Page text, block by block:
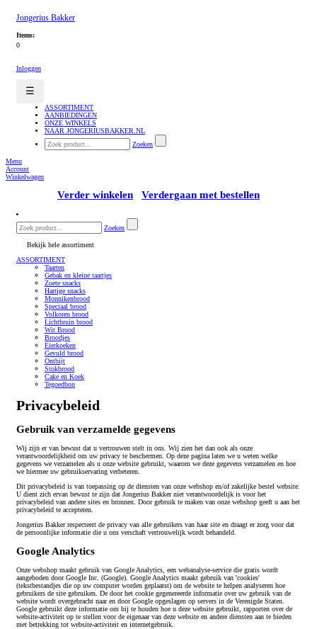
Jongerius Bakker
Items:
0
Inloggen
☰
ASSORTIMENT
AANBIEDINGEN
ONZE WINKELS
NAAR JONGERIUSBAKKER.NL
Zoeken
Menu
Account
Winkelwagen
Verder winkelen Verdergaan met bestellen
Zoeken
Bekijk hele assortiment
ASSORTIMENT
Taarten
Gebak en kleine taartjes
Zoete snacks
Hartige snacks
Monnikenbrood
Speciaal brood
Volkoren brood
Lichtbruin brood
Wit Brood
Broodjes
Eierkoeken
Gevuld brood
Ontbijt
Stokbrood
Cake en Koek
Tegoedbon
Privacybeleid
Gebruik van verzamelde gegevens
Wij zijn er van bewust dat u vertrouwen stelt in ons. Wij zien het dan ook als onze
verantwoordelijkheid om uw privacy te beschermen. Op deze pagina laten we u weten welke
gegevens we verzamelen als u onze website gebruikt, waarom we deze gegevens verzamelen en hoe
we hiermee uw gebruikservaring verbeteren.
Dit privacybeleid is van toepassing op de diensten van onze webshop en/of zakelijke bestel website.
U dient zich ervan bewust te zijn dat Jongerius Bakker niet verantwoordelijk is voor het
privacybeleid van andere sites en bronnen. Door gebruik te maken van onze webshop geeft u aan het
privacybeleid te accepteren.
Jongerius Bakker respecteert de privacy van alle gebruikers van haar site en draagt er zorg voor dat
de persoonlijke informatie die u ons verschaft vertrouwelijk wordt behandeld.
Google Analytics
Onze webshop maakt gebruik van Google Analytics, een webanalyse-service die gratis wordt
aangeboden door Google Inc. (Google). Google Analytics maakt gebruik van 'cookies'
(tekstbestandjes die op uw computer worden geplaatst) om de website te helpen analyseren hoe
gebruikers de site gebruiken. De door het cookie gegenereerde informatie over uw gebruik van de
website wordt overgebracht naar en door Google opgeslagen op servers in de Verenigde Staten.
Google gebruikt deze informatie om bij te houden hoe u deze website gebruikt, rapporten over de
website-activiteit op te stellen voor de eigenaar van deze website en andere diensten aan te bieden
met betrekking tot website-activiteit en internetgebruik.